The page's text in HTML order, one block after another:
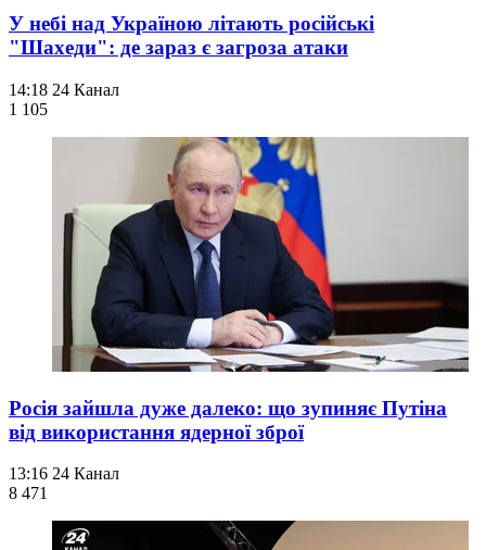
У небі над Україною літають російські
"Шахеди": де зараз є загроза атаки
14:18 24 Канал
1 105
Росія зайшла дуже далеко: що зупиняє Путіна
від використання ядерної зброї
13:16 24 Канал
8 471